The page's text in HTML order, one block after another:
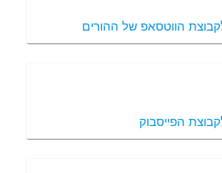
הווטסאפ של ההורים
הפייסבוק